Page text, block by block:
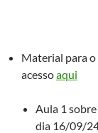
Material para o
acessoaqui
Aula 1
dia 16/09/